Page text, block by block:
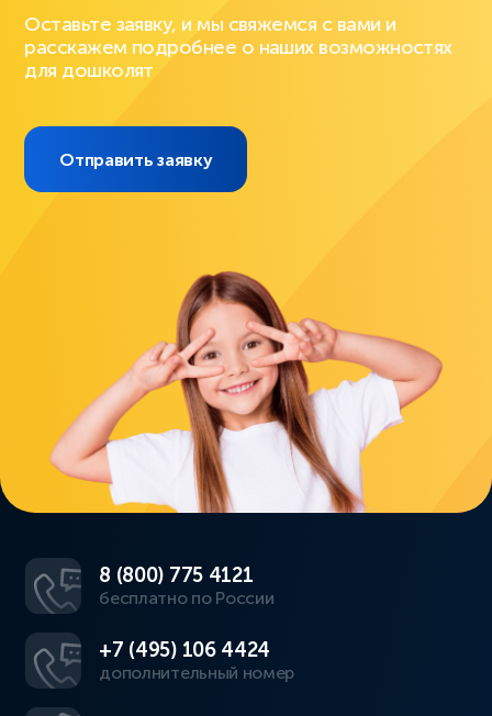
Оставьте заявку, и мы свяжемся с вами и
расскажем подробнее о наших возможностях
для дошколят
Отправить заявку
8 (800) 775 4121
бесплатно по России
+7 (495) 106 4424
дополнительный номер